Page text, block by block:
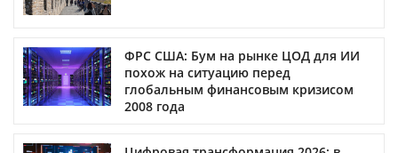
ФРС США: Бум на рынке ЦОД для ИИ
похож на ситуацию перед
глобальным финансовым кризисом
2008 года